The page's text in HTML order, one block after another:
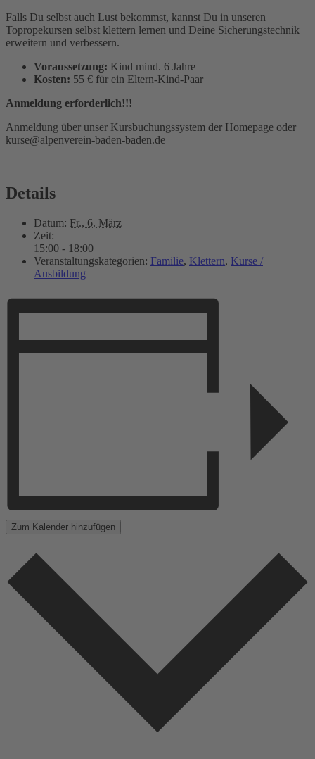
Falls Du selbst auch Lust bekommst, kannst Du in unseren
Topropekursen selbst klettern lernen und Deine Sicherungstechnik
erweitern und verbessern.
Voraussetzung: Kind mind. 6 Jahre
Kosten: 55 € für ein Eltern-Kind-Paar
Anmeldung erforderlich!!!
Anmeldung über unser Kursbuchungssystem der Homepage oder
kurse@alpenverein-baden-baden.de
Details
Datum: Fr., 6. März
Zeit:
15:00 - 18:00
Veranstaltungskategorien: Familie, Klettern, Kurse /
Ausbildung
Zum Kalender hinzufügen